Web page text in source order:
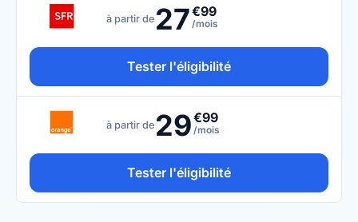
à partir de 27€99
/mois
Tester l'éligibilité
à partir de 29€99
/mois
Tester l'éligibilité